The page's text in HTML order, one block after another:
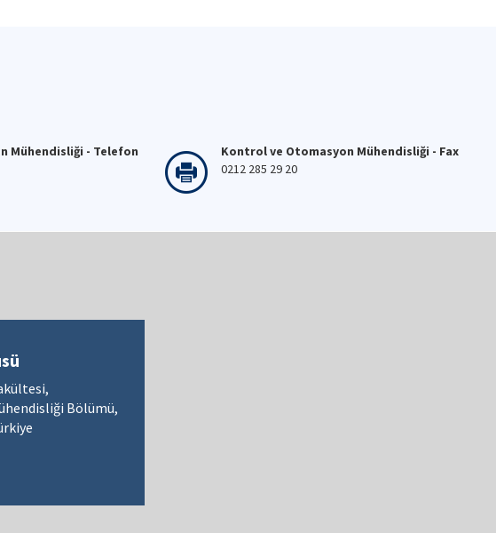
Mühendisliği - Telefon
Kontrol ve Otomasyon Mühendisliği - Fax
0212 285 29 20
Bölümü,